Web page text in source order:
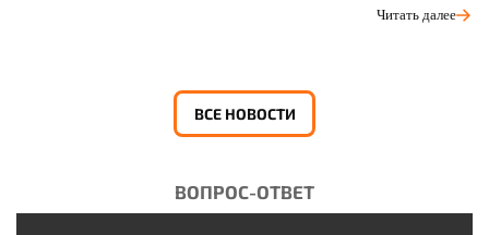
Читать далее
ВСЕ НОВОСТИ
ВОПРОС-ОТВЕТ